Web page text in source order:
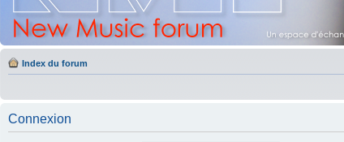
Index du forum
Connexion